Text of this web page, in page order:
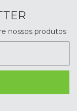
nossos produtos